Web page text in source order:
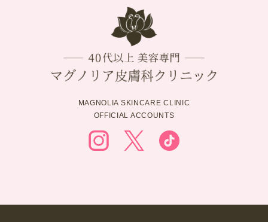
MAGNOLIA SKINCARE CLINIC
OFFICIAL ACCOUNTS